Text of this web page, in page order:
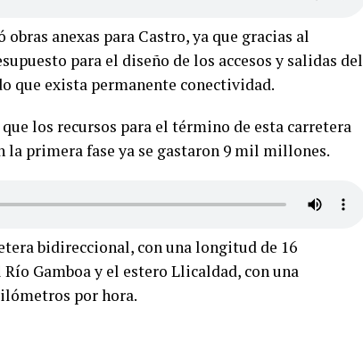
obras anexas para Castro, ya que gracias al
para el diseño de los accesos y salidas del
que exista permanente conectividad.
los recursos para el término de esta carretera
la primera fase ya se gastaron 9 mil millones.
bidireccional, con una longitud de 16
Gamboa y el estero Llicaldad, con una
por hora.